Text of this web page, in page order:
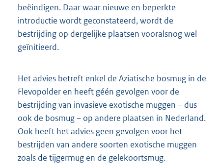
beëindigen. Daar waar nieuwe en beperkte
introductie wordt geconstateerd, wordt de
bestrijding op dergelijke plaatsen vooralsnog wel
geïnitieerd.
Het advies betreft enkel de Aziatische bosmug in de
Flevopolder en heeft géén gevolgen voor de
bestrijding van invasieve exotische muggen – dus
ook de bosmug – op andere plaatsen in Nederland.
Ook heeft het advies geen gevolgen voor het
bestrijden van andere soorten exotische muggen
zoals de tijgermug en de gelekoortsmug.